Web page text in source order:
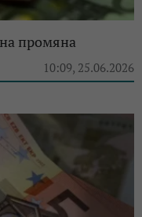
промяна
10:09, 25.06.2026